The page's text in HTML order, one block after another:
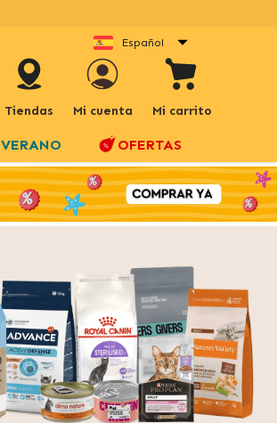
Español
Tiendas Mi cuenta Mi carrito
VERANO OFERTAS